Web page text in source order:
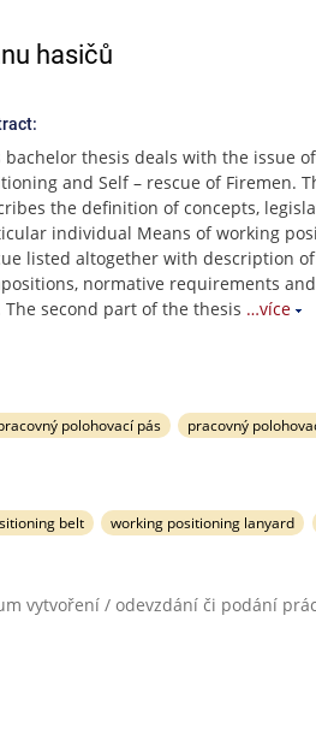
hasičů
bachelor thesis deals with the issue
and Self – rescue of Firemen.
the definition of concepts,
individual Means of working
listed altogether with description
normative requirements
The second part of the thesis …více
polohovací pás
pracovný
belt working positioning lanyard
vytvoření / odevzdání či podání